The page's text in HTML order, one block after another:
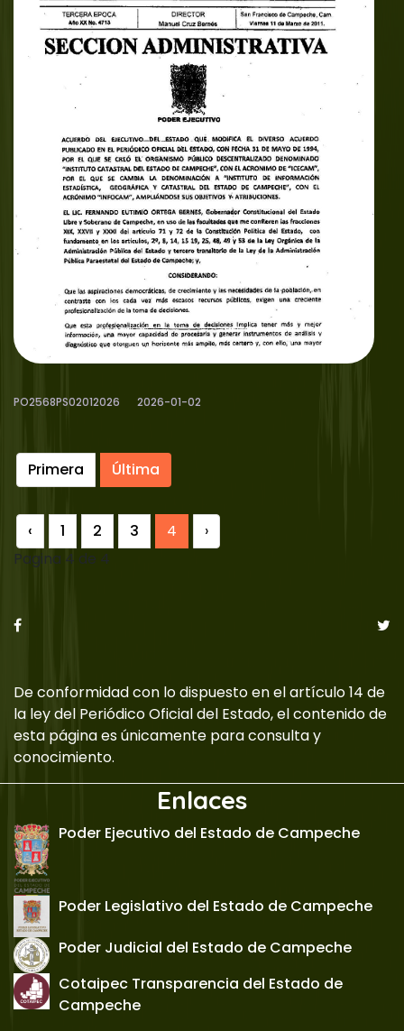
PO2568PS02012026 2026-01-02
Primera Última
‹ 1 2 3 4
›
Pagina 4 de 4
De conformidad con lo dispuesto en el artículo 14 de
la ley del Periódico Oficial del Estado, el contenido de
esta página es únicamente para consulta y
conocimiento.
Enlaces
Poder Ejecutivo del Estado de Campeche
Poder Legislativo del Estado de Campeche
Poder Judicial del Estado de Campeche
Cotaipec Transparencia del Estado de
Campeche